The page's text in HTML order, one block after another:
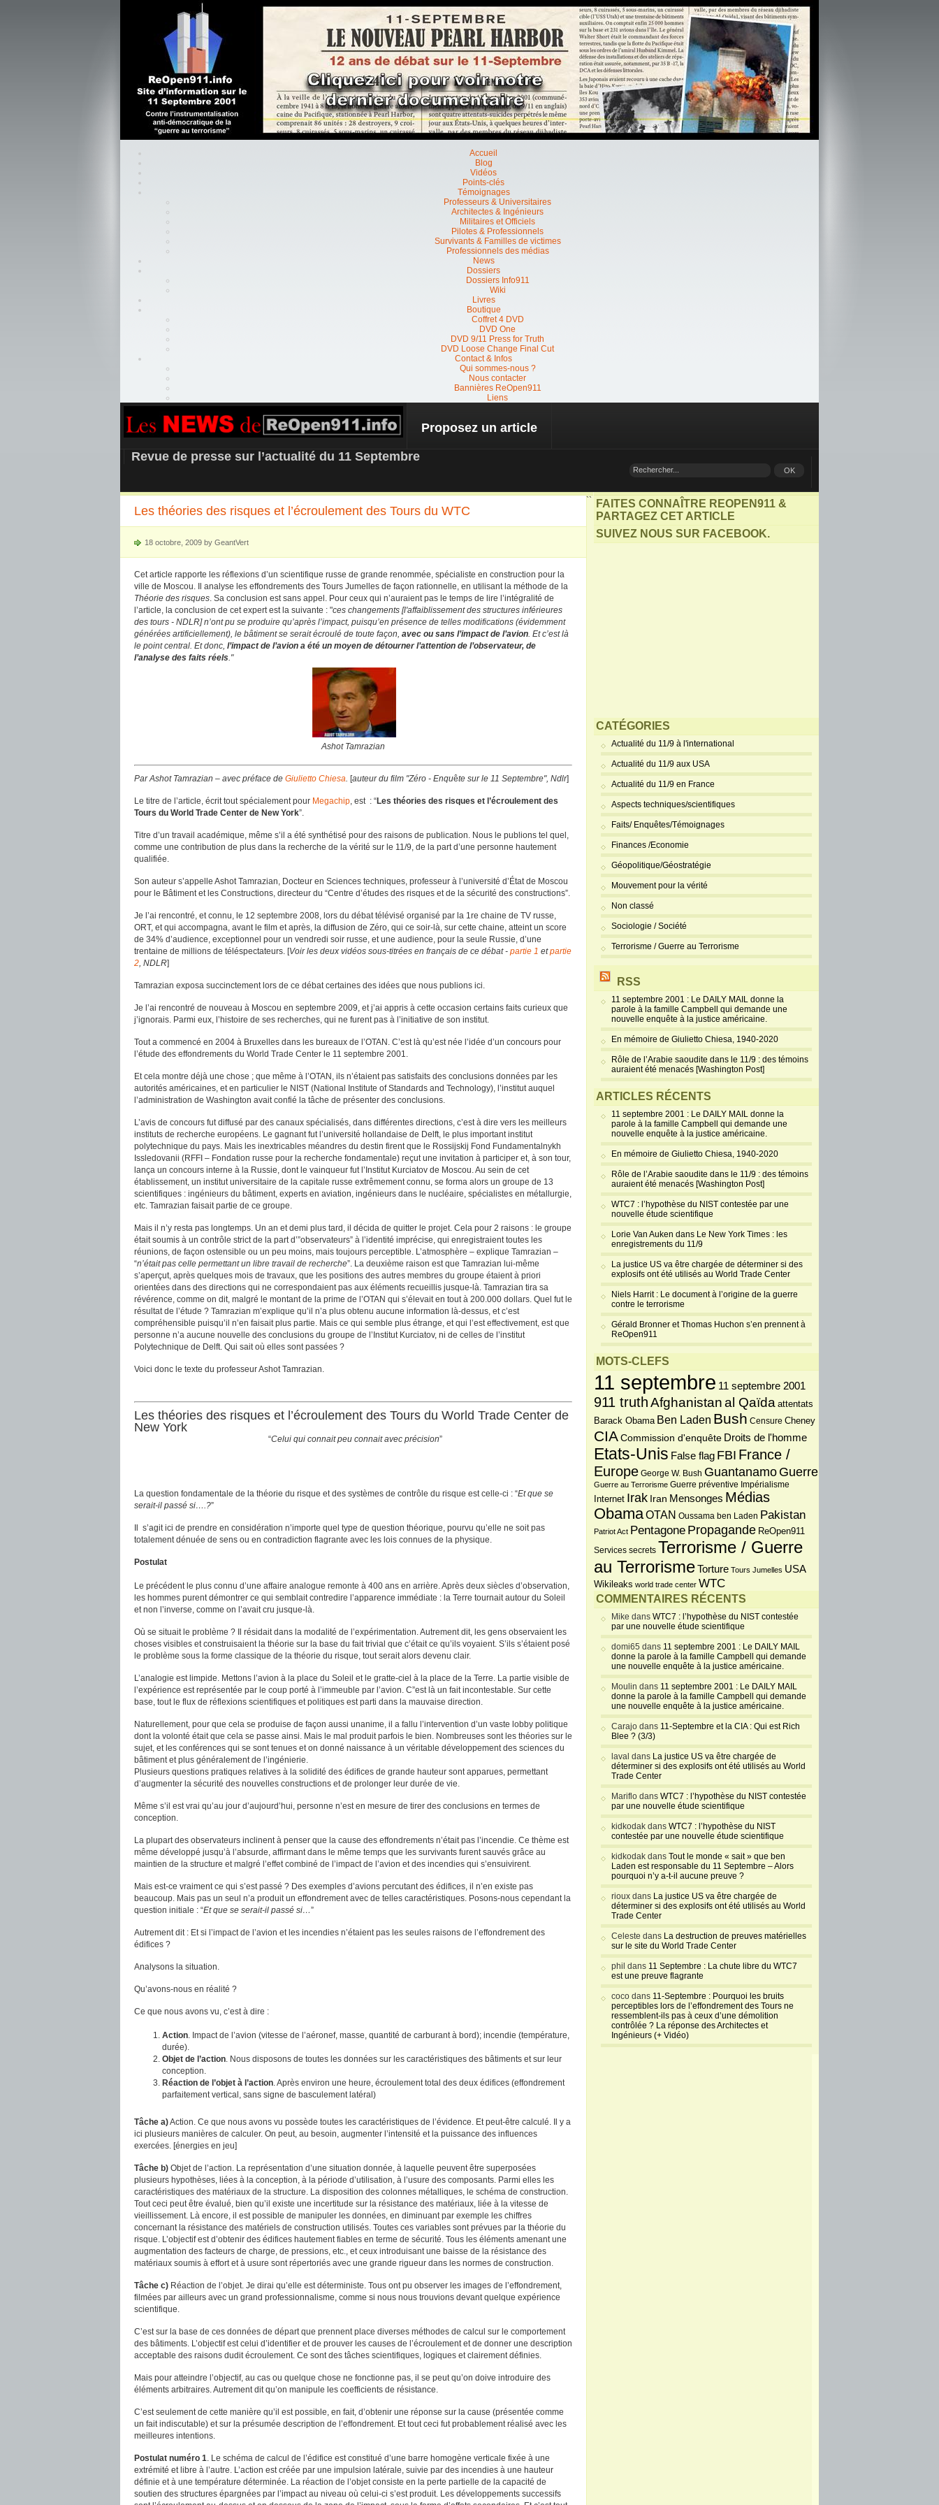
Accueil
Blog
Vidéos
Points-clés
Témoignages
Professeurs & Universitaires
Architectes & Ingénieurs
Militaires et Officiels
Pilotes & Professionnels
Survivants & Familles de victimes
Professionnels des médias
News
Dossiers
Dossiers Info911
Wiki
Livres
Boutique
Coffret 4 DVD
DVD One
DVD 9/11 Press for Truth
DVD Loose Change Final Cut
Contact & Infos
Qui sommes-nous ?
Nous contacter
Bannières ReOpen911
Liens
REOPEN911 – NEWS
Proposez un article
Revue de presse sur l’actualité du 11 Septembre
Les théories des risques et l’écroulement des Tours du WTC
18 octobre, 2009 by GeantVert
Cet article rapporte les réflexions d’un scientifique russe de grande renommée, spécialiste en construction pour la
ville de Moscou. Il analyse les effondrements des Tours Jumelles de façon rationnelle, en utilisant la méthode de la
Théorie des risques. Sa conclusion est sans appel. Pour ceux qui n’auraient pas le temps de lire l’intégralité de
l’article, la conclusion de cet expert est la suivante : "ces changements [l'affaiblissement des structures inférieures
des tours - NDLR] n’ont pu se produire qu’après l’impact, puisqu’en présence de telles modifications (évidemment
générées artificiellement), le bâtiment se serait écroulé de toute façon, avec ou sans l’impact de l’avion. Et c’est là
le point central. Et donc, l’impact de l’avion a été un moyen de détourner l’attention de l’observateur, de
l’analyse des faits réels."
Ashot Tamrazian
Par Ashot Tamrazian – avec préface de Giulietto Chiesa. [auteur du film "Zéro - Enquête sur le 11 Septembre", Ndlr]
Le titre de l’article, écrit tout spécialement pour Megachip, est : “Les théories des risques et l’écroulement des
Tours du World Trade Center de New York”.
Titre d’un travail académique, même s’il a été synthétisé pour des raisons de publication. Nous le publions tel quel,
comme une contribution de plus dans la recherche de la vérité sur le 11/9, de la part d’une personne hautement
qualifiée.
Son auteur s’appelle Ashot Tamrazian, Docteur en Sciences techniques, professeur à l’université d’État de Moscou
pour le Bâtiment et les Constructions, directeur du “Centre d’études des risques et de la sécurité des constructions”.
Je l’ai rencontré, et connu, le 12 septembre 2008, lors du débat télévisé organisé par la 1re chaine de TV russe,
ORT, et qui accompagna, avant le film et après, la diffusion de Zéro, qui ce soir-là, sur cette chaine, atteint un score
de 34% d’audience, exceptionnel pour un vendredi soir russe, et une audience, pour la seule Russie, d’une
trentaine de millions de téléspectateurs. [Voir les deux vidéos sous-titrées en français de ce débat - partie 1 etpartie
2, NDLR]
Tamrazian exposa succinctement lors de ce débat certaines des idées que nous publions ici.
Je l’ai rencontré de nouveau à Moscou en septembre 2009, et j’ai appris à cette occasion certains faits curieux que
j’ignorais. Parmi eux, l’histoire de ses recherches, qui ne furent pas à l’initiative de son institut.
Tout a commencé en 2004 à Bruxelles dans les bureaux de l’OTAN. C’est là qu’est née l’idée d’un concours pour
l’étude des effondrements du World Trade Center le 11 septembre 2001.
Et cela montre déjà une chose ; que même à l’OTAN, ils n’étaient pas satisfaits des conclusions données par les
autorités américaines, et en particulier le NIST (National Institute of Standards and Technology), l’institut auquel
l’administration de Washington avait confié la tâche de présenter des conclusions.
L’avis de concours fut diffusé par des canaux spécialisés, dans différentes directions, c’est à dire vers les meilleurs
instituts de recherche européens. Le gagnant fut l’université hollandaise de Delft, le plus important institut
polytechnique du pays. Mais les inextricables méandres du destin firent que le Rossijskij Fond Fundamentalnykh
Issledovanii (RFFI – Fondation russe pour la recherche fondamentale) reçut une invitation à participer et, à son tour,
lança un concours interne à la Russie, dont le vainqueur fut l’Institut Kurciatov de Moscou. Au sein de cet
établissement, un institut universitaire de la capitale russe extrêmement connu, se forma alors un groupe de 13
scientifiques : ingénieurs du bâtiment, experts en aviation, ingénieurs dans le nucléaire, spécialistes en métallurgie,
etc. Tamrazian faisait partie de ce groupe.
Mais il n’y resta pas longtemps. Un an et demi plus tard, il décida de quitter le projet. Cela pour 2 raisons : le groupe
était soumis à un contrôle strict de la part d’”observateurs” à l’identité imprécise, qui enregistraient toutes les
réunions, de façon ostensible ou un peu moins, mais toujours perceptible. L’atmosphère – explique Tamrazian –
“n’était pas celle permettant un libre travail de recherche”. La deuxième raison est que Tamrazian lui-même
s’aperçut, après quelques mois de travaux, que les positions des autres membres du groupe étaient à priori
orientées dans des directions qui ne correspondaient pas aux éléments recueillis jusque-là. Tamrazian tira sa
révérence, comme on dit, malgré le montant de la prime de l’OTAN qui s’élevait en tout à 200.000 dollars. Quel fut le
résultat de l’étude ? Tamrazian m’explique qu’il n’a plus obtenu aucune information là-dessus, et c’est
compréhensible puisqu’il n’en faisait plus partie. Mais ce qui semble plus étrange, et qui l’est effectivement, est que
personne n’a aucune nouvelle des conclusions du groupe de l’Institut Kurciatov, ni de celles de l’institut
Polytechnique de Delft. Qui sait où elles sont passées ?
Voici donc le texte du professeur Ashot Tamrazian.
Les théories des risques et l’écroulement des Tours du World Trade Center de
New York
“Celui qui connait peu connait avec précision”
La question fondamentale de la théorie du risque et des systèmes de contrôle du risque est celle-ci : “Et que se
serait-il passé si….?”
Il s’agit ici de prendre en considération n’importe quel type de question théorique, pourvu qu’elle ne soit pas
totalement dénuée de sens ou en contradiction flagrante avec les lois connues de la physique.
Postulat
Le précédent le plus connu d’une affaire analogue remonte à 400 ans en arrière. Après deux siècles d’observation,
les hommes purent démontrer ce qui semblait contredire l’apparence immédiate : la Terre tournait autour du Soleil
et non l’inverse, comme on l’avait cru jusque-là.
Où se situait le problème ? Il résidait dans la modalité de l’expérimentation. Autrement dit, les gens observaient les
choses visibles et construisaient la théorie sur la base du fait trivial que c’était ce qu’ils voyaient. S’ils s’étaient posé
le problème sous la forme classique de la théorie du risque, tout serait alors devenu clair.
L’analogie est limpide. Mettons l’avion à la place du Soleil et le gratte-ciel à la place de la Terre. La partie visible de
l’expérience est représentée par le coup porté à l’immeuble par l’avion. C”est là un fait incontestable. Sur cette
base, tout le flux de réflexions scientifiques et politiques est parti dans la mauvaise direction.
Naturellement, pour que cela se produise de façon aussi unanime, il a fallu l’intervention d’un vaste lobby politique
dont la volonté était que cela se passe ainsi. Mais le mal produit parfois le bien. Nombreuses sont les théories sur le
sujet, et les conférences qui se sont tenues et on donné naissance à un véritable développement des sciences du
bâtiment et plus généralement de l’ingénierie.
Plusieurs questions pratiques relatives à la solidité des édifices de grande hauteur sont apparues, permettant
d’augmenter la sécurité des nouvelles constructions et de prolonger leur durée de vie.
Même s’il est vrai qu’au jour d’aujourd’hui, personne n’est en mesure de tirer des conclusions en termes de
conception.
La plupart des observateurs inclinent à penser que la cause des effondrements n’était pas l’incendie. Ce thème est
même développé jusqu’à l’absurde, affirmant dans le même temps que les survivants furent sauvés grâce au
maintien de la structure et malgré l’effet combiné de l’impact de l’avion et des incendies qui s’ensuivirent.
Mais est-ce vraiment ce qui s’est passé ? Des exemples d’avions percutant des édifices, il n’en existe pas
beaucoup. Mais pas un seul n’a produit un effondrement avec de telles caractéristiques. Posons-nous cependant la
question initiale : “Et que se serait-il passé si…”
Autrement dit : Et si l’impact de l’avion et les incendies n’étaient pas les seules raisons de l’effondrement des
édifices ?
Analysons la situation.
Qu’avons-nous en réalité ?
Ce que nous avons vu, c’est à dire :
Action. Impact de l’avion (vitesse de l’aéronef, masse, quantité de carburant à bord); incendie (température,
durée).
Objet de l’action. Nous disposons de toutes les données sur les caractéristiques des bâtiments et sur leur
conception.
Réaction de l’objet à l’action. Après environ une heure, écroulement total des deux édifices (effondrement
parfaitement vertical, sans signe de basculement latéral)
Tâche a)Action. Ce que nous avons vu possède toutes les caractéristiques de l’évidence. Et peut-être calculé. Il y a
ici plusieurs manières de calculer. On peut, au besoin, augmenter l’intensité et la puissance des influences
exercées. [énergies en jeu]
Tâche b) Objet de l’action. La représentation d’une situation donnée, à laquelle peuvent être superposées
plusieurs hypothèses, liées à la conception, à la période d’utilisation, à l’usure des composants. Parmi elles les
caractéristiques des matériaux de la structure. La disposition des colonnes métalliques, le schéma de construction.
Tout ceci peut être évalué, bien qu’il existe une incertitude sur la résistance des matériaux, liée à la vitesse de
vieillissement. Là encore, il est possible de manipuler les données, en diminuant par exemple les chiffres
concernant la résistance des matériels de construction utilisés. Toutes ces variables sont prévues par la théorie du
risque. L’objectif est d’obtenir des édifices hautement fiables en terme de sécurité. Tous les éléments amenant une
augmentation des facteurs de charge, de pressions, etc., et ceux introduisant une baisse de la résistance des
matériaux soumis à effort et à usure sont répertoriés avec une grande rigueur dans les normes de construction.
Tâche c) Réaction de l’objet. Je dirai qu’elle est déterministe. Tous ont pu observer les images de l’effondrement,
filmées par ailleurs avec un grand professionnalisme, comme si nous nous trouvions devant quelque expérience
scientifique.
C’est sur la base de ces données de départ que prennent place diverses méthodes de calcul sur le comportement
des bâtiments. L’objectif est celui d’identifier et de prouver les causes de l’écroulement et de donner une description
acceptable des raisons dudit écroulement. Ce sont des tâches scientifiques, logiques et clairement définies.
Mais pour atteindre l’objectif, au cas ou quelque chose ne fonctionne pas, il se peut qu’on doive introduire des
éléments arbitraires. Autrement dit qu’on manipule les coefficients de résistance.
C’est seulement de cette manière qu’il est possible, en fait, d’obtenir une réponse sur la cause (présentée comme
un fait indiscutable) et sur la présumée description de l’effondrement. Et tout ceci fut probablement réalisé avec les
meilleures intentions.
Postulat numéro 1. Le schéma de calcul de l’édifice est constitué d’une barre homogène verticale fixée à une
extrémité et libre à l’autre. L’action est créée par une impulsion latérale, suivie par des incendies à une hauteur
définie et à une température déterminée. La réaction de l’objet consiste en la perte partielle de la capacité de
soutien des structures épargnées par l’impact au niveau où celui-ci s’est produit. Les développements successifs
``
FAITES CONNAÎTRE REOPEN911 &
PARTAGEZ CET ARTICLE
SUIVEZ NOUS SUR FACEBOOK.
CATÉGORIES
Actualité du 11/9 à l'international
Actualité du 11/9 aux USA
Actualité du 11/9 en France
Aspects techniques/scientifiques
Faits/ Enquêtes/Témoignages
Finances /Economie
Géopolitique/Géostratégie
Mouvement pour la vérité
Non classé
Sociologie / Société
Terrorisme / Guerre au Terrorisme
RSS
11 septembre 2001 : Le DAILY MAIL donne la
parole à la famille Campbell qui demande une
nouvelle enquête à la justice américaine.
En mémoire de Giulietto Chiesa, 1940-2020
Rôle de l’Arabie saoudite dans le 11/9 : des témoins
auraient été menacés [Washington Post]
ARTICLES RÉCENTS
11 septembre 2001 : Le DAILY MAIL donne la
parole à la famille Campbell qui demande une
nouvelle enquête à la justice américaine.
En mémoire de Giulietto Chiesa, 1940-2020
Rôle de l’Arabie saoudite dans le 11/9 : des témoins
auraient été menacés [Washington Post]
WTC7 : l’hypothèse du NIST contestée par une
nouvelle étude scientifique
Lorie Van Auken dans Le New York Times : les
enregistrements du 11/9
La justice US va être chargée de déterminer si des
explosifs ont été utilisés au World Trade Center
Niels Harrit : Le document à l’origine de la guerre
contre le terrorisme
Gérald Bronner et Thomas Huchon s’en prennent à
ReOpen911
MOTS-CLEFS
11 septembre 11 septembre 2001
911 truthAfghanistanal Qaïda attentats
Barack Obama Ben Laden Bush Censure Cheney
CIA Commission d'enquête Droits de l'homme
Etats-Unis False flag FBI France /
Europe George W. Bush Guantanamo Guerre
Guerre au Terrorisme Guerre préventive Impérialisme
Internet Irak Iran Mensonges Médias
ObamaOTAN Oussama ben Laden Pakistan
Patriot Act Pentagone Propagande ReOpen911
Services secrets Terrorisme / Guerre
au TerrorismeTorture Tours Jumelles USA
Wikileaks world trade center WTC
COMMENTAIRES RÉCENTS
Mike dans WTC7 : l’hypothèse du NIST contestée
par une nouvelle étude scientifique
domi65 dans 11 septembre 2001 : Le DAILY MAIL
donne la parole à la famille Campbell qui demande
une nouvelle enquête à la justice américaine.
Moulin dans 11 septembre 2001 : Le DAILY MAIL
donne la parole à la famille Campbell qui demande
une nouvelle enquête à la justice américaine.
Carajo dans 11-Septembre et la CIA : Qui est Rich
Blee ? (3/3)
laval dans La justice US va être chargée de
déterminer si des explosifs ont été utilisés au World
Trade Center
Mariflo dans WTC7 : l’hypothèse du NIST contestée
par une nouvelle étude scientifique
kidkodak dans WTC7 : l’hypothèse du NIST
contestée par une nouvelle étude scientifique
kidkodak dans Tout le monde « sait » que ben
Laden est responsable du 11 Septembre – Alors
pourquoi n’y a-t-il aucune preuve ?
rioux dans La justice US va être chargée de
déterminer si des explosifs ont été utilisés au World
Trade Center
Celeste dans La destruction de preuves matérielles
sur le site du World Trade Center
phil dans 11 Septembre : La chute libre du WTC7
est une preuve flagrante
coco dans 11-Septembre : Pourquoi les bruits
perceptibles lors de l’effondrement des Tours ne
ressemblent-ils pas à ceux d’une démolition
contrôlée ? La réponse des Architectes et
Ingénieurs (+ Vidéo)